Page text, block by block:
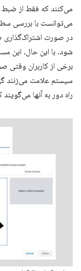
می‌کنند که فقط از ضبط
می‌توانست با بررسی
در صورت
شود. با این حال، این
برخی از کاربران وقتی
سیستم علامت می‌زنند
راه دور به آنها